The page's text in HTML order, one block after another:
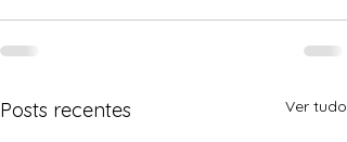
Posts recentes Ver tudo